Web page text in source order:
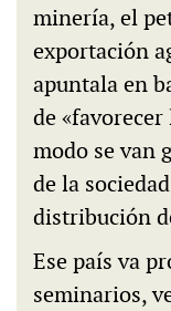
minería, el
exportación
apuntala en
de
modo se van
de la
distribución
Ese país va
seminarios,